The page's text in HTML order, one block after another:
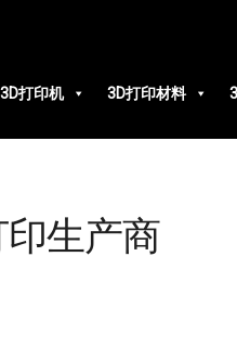
3D打印机 3D打印材料
生产商